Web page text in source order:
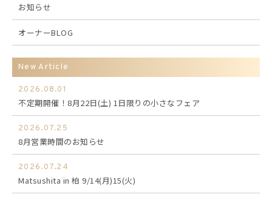
お知らせ
オーナーBLOG
New Article
2026.08.01
不定期開催！8月22日(土) 1日限りの小さなフェア
2026.07.25
8月営業時間のお知らせ
2026.07.24
Matsushita in 柏 9/14(月)15(火)